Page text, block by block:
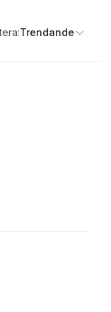
Trendande
röster: